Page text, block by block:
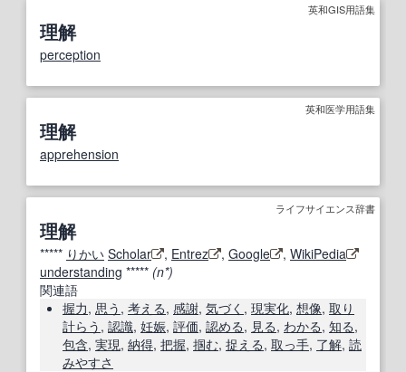
英和GIS用語集
理解
perception
英和医学用語集
理解
apprehension
ライフサイエンス辞書
理解
***** りかい Scholar , Entrez , Google , WikiPedia
understanding ***** (n*)
関連語
握力, 思う , 考える, 感謝, 気づく , 現実化, 想像, 取り
計らう , 認識, 妊娠, 評価, 認める, 見る, わかる, 知る,
包含, 実現, 納得, 把握, 掴む, 捉える, 取っ手, 了解, 読
みやすさ